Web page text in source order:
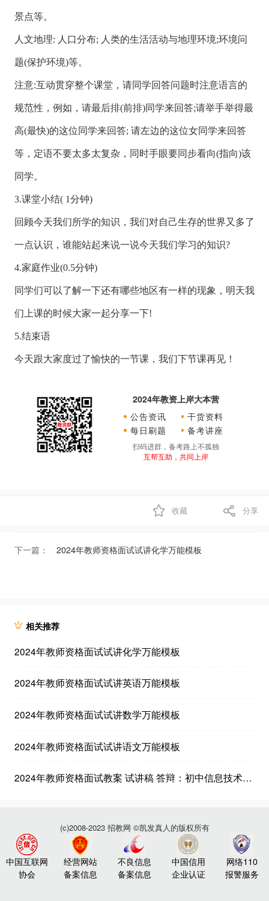
景点等。
人文地理: 人口分布; 人类的生活活动与地理环境;环境问
题(保护环境)等。
注意:互动贯穿整个课堂，请同学回答问题时注意语言的
规范性，例如，请最后排(前排)同学来回答;请举手举得最
高(最快)的这位同学来回答; 请左边的这位女同学来回答
等，定语不要太多太复杂，同时手眼要同步看向(指向)该
同学。
3.课堂小结( 1分钟)
回顾今天我们所学的知识，我们对自己生存的世界又多了
一点认识，谁能站起来说一说今天我们学习的知识?
4.家庭作业(0.5分钟)
同学们可以了解一下还有哪些地区有一样的现象，明天我
们上课的时候大家一起分享一下!
5.结束语
今天跟大家度过了愉快的一节课，我们下节课再见！
2024年教资上岸大本营
公告资讯
干货资料
每日刷题
备考讲座
扫码进群，备考路上不孤独
互帮互助，共同上岸
收藏 分享
下一篇： 2024年教师资格面试试讲化学万能模板
相关推荐
2024年教师资格面试试讲化学万能模板
2024年教师资格面试试讲英语万能模板
2024年教师资格面试试讲数学万能模板
2024年教师资格面试试讲语文万能模板
2024年教师资格面试教案 试讲稿 答辩：初中信息技术《计算机系统》
(c)2008-2023 招教网 ©凯发真人的版权所有
中国互联网
协会
经营网站
备案信息
不良信息
备案信息
中国信用
企业认证
网络110
报警服务